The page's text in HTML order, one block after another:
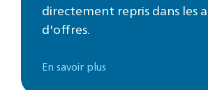
directement repris dans les
d'offres.
En savoir plus